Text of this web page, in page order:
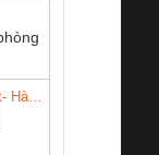
sát dòng
16I+
Ty TNHH
Thịnh